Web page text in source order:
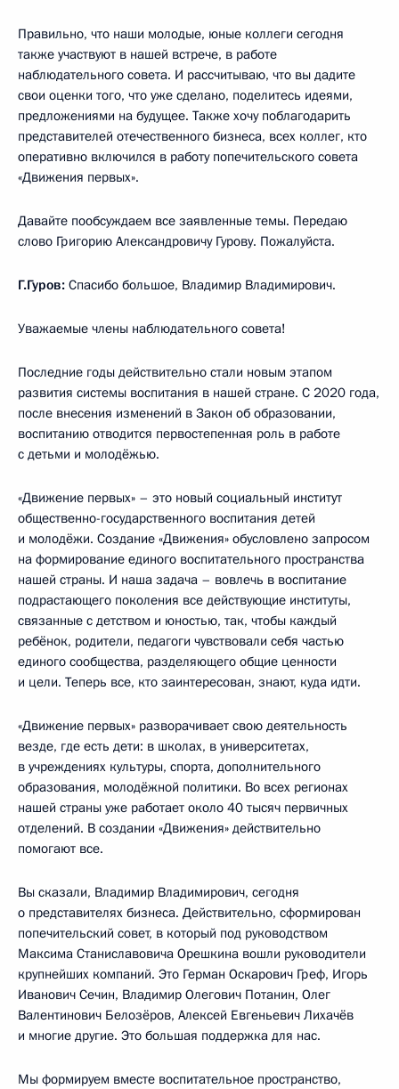
Правильно, что наши молодые, юные коллеги сегодня
также участвуют в нашей встрече, в работе
наблюдательного совета. И рассчитываю, что вы дадите
свои оценки того, что уже сделано, поделитесь идеями,
предложениями на будущее. Также хочу поблагодарить
представителей отечественного бизнеса, всех коллег, кто
оперативно включился в работу попечительского совета
«Движения первых».
Давайте пообсуждаем все заявленные темы. Передаю
слово Григорию Александровичу Гурову. Пожалуйста.
Г.Гуров: Спасибо большое, Владимир Владимирович.
Уважаемые члены наблюдательного совета!
Последние годы действительно стали новым этапом
развития системы воспитания в нашей стране. С 2020 года,
после внесения изменений в Закон об образовании,
воспитанию отводится первостепенная роль в работе
с детьми и молодёжью.
«Движение первых» – это новый социальный институт
общественно-государственного воспитания детей
и молодёжи. Создание «Движения» обусловлено запросом
на формирование единого воспитательного пространства
нашей страны. И наша задача – вовлечь в воспитание
подрастающего поколения все действующие институты,
связанные с детством и юностью, так, чтобы каждый
ребёнок, родители, педагоги чувствовали себя частью
единого сообщества, разделяющего общие ценности
и цели. Теперь все, кто заинтересован, знают, куда идти.
«Движение первых» разворачивает свою деятельность
везде, где есть дети: в школах, в университетах,
в учреждениях культуры, спорта, дополнительного
образования, молодёжной политики. Во всех регионах
нашей страны уже работает около 40 тысяч первичных
отделений. В создании «Движения» действительно
помогают все.
Вы сказали, Владимир Владимирович, сегодня
о представителях бизнеса. Действительно, сформирован
попечительский совет, в который под руководством
Максима Станиславовича Орешкина вошли руководители
крупнейших компаний. Это Герман Оскарович Греф, Игорь
Иванович Сечин, Владимир Олегович Потанин, Олег
Валентинович Белозёров, Алексей Евгеньевич Лихачёв
и многие другие. Это большая поддержка для нас.
Мы формируем вместе воспитательное пространство,